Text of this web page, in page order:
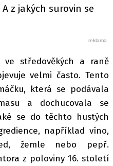
z jakých surovin se
středověkých a raně
velmi často. Tento
která se podávala
a dochucovala se
se do těchto hustých
například víno,
žemle nebo pepř.
z poloviny 16. století